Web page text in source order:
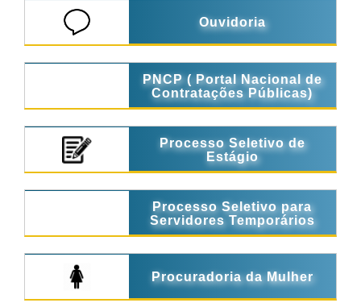
Ouvidoria
PNCP ( Portal Nacional de
Contratações Públicas)
Processo Seletivo de
Estágio
Processo Seletivo para
Servidores Temporários
Procuradoria da Mulher